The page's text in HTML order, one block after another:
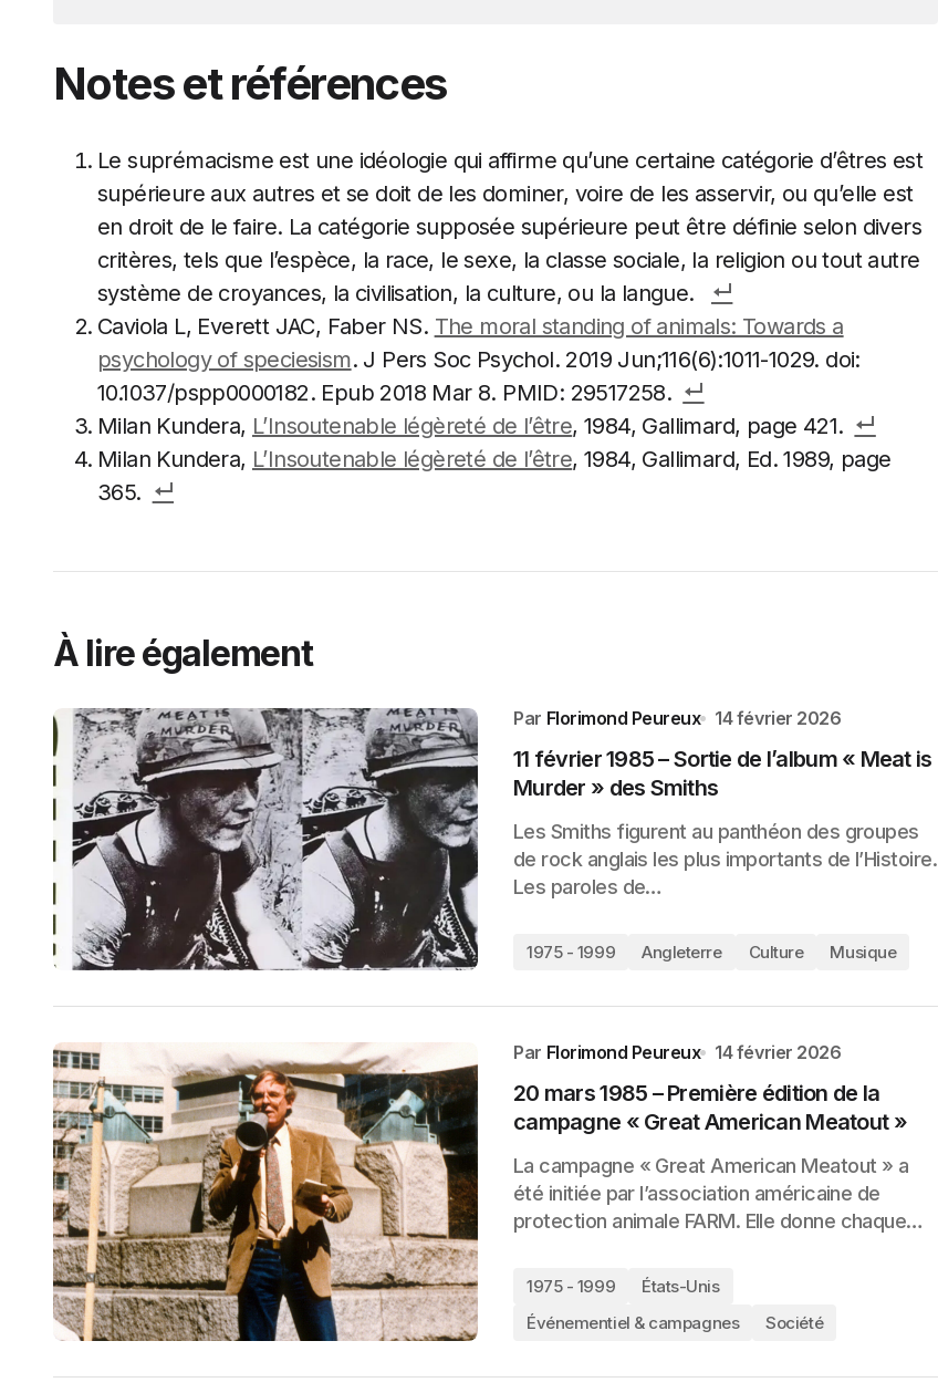
Notes et références
Le suprémacisme est une idéologie qui affirme qu’une certaine catégorie d’êtres est
supérieure aux autres et se doit de les dominer, voire de les asservir, ou qu’elle est
en droit de le faire. La catégorie supposée supérieure peut être définie selon divers
critères, tels que l’espèce, la race, le sexe, la classe sociale, la religion ou tout autre
système de croyances, la civilisation, la culture, ou la langue.
Caviola L, Everett JAC, Faber NS. The moral standing of animals: Towards a
psychology of speciesism. J Pers Soc Psychol. 2019 Jun;116(6):1011-1029. doi:
10.1037/pspp0000182. Epub 2018 Mar 8. PMID: 29517258.
Milan Kundera, L’Insoutenable légèreté de l’être, 1984, Gallimard, page 421.
Milan Kundera, L’Insoutenable légèreté de l’être, 1984, Gallimard, Ed. 1989, page
365.
À lire également
Par Florimond Peureux 14 février 2026
11 février 1985 – Sortie de l’album « Meat is
Murder » des Smiths
Les Smiths figurent au panthéon des groupes
de rock anglais les plus importants de l’Histoire.
Les paroles de…
1975 - 1999 Angleterre Culture Musique
Par Florimond Peureux 14 février 2026
20 mars 1985 – Première édition de la
campagne « Great American Meatout »
La campagne « Great American Meatout » a
été initiée par l’association américaine de
protection animale FARM. Elle donne chaque…
1975 - 1999
États-Unis
Événementiel & campagnes
Société